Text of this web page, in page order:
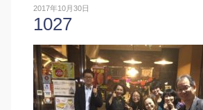
2017年10月30日
1027